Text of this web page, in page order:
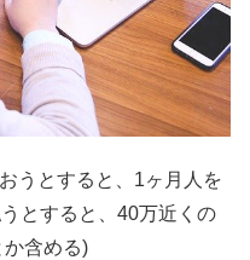
うとすると、1ヶ月人を
とすると、40万近くの
含める)